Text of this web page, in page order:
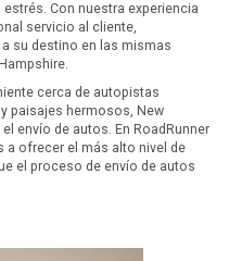
Con nuestra experiencia
servicio al cliente,
su destino en las mismas
cerca de autopistas
paisajes hermosos, New
envío de autos. En RoadRunner
ofrecer el más alto nivel de
el proceso de envío de autos